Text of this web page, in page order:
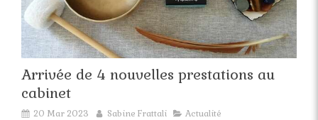
Arrivée de 4 nouvelles prestations au
cabinet
20 Mar 2023 Sabine Frattali Actualité